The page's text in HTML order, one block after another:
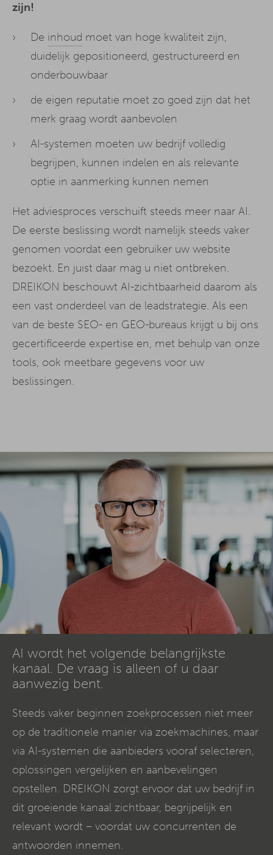
zijn!
De inhoud moet van hoge kwaliteit zijn,
duidelijk gepositioneerd, gestructureerd en
onderbouwbaar
de eigen reputatie moet zo goed zijn dat het
merk graag wordt aanbevolen
AI-systemen moeten uw bedrijf volledig
begrijpen, kunnen indelen en als relevante
optie in aanmerking kunnen nemen
Het adviesproces verschuift steeds meer naar AI.
De eerste beslissing wordt namelijk steeds vaker
genomen voordat een gebruiker uw website
bezoekt. En juist daar mag u niet ontbreken.
DREIKON beschouwt AI-zichtbaarheid daarom als
een vast onderdeel van de leadstrategie. Als een
van de beste SEO- en GEO-bureaus krijgt u bij ons
gecertificeerde expertise en, met behulp van onze
tools, ook meetbare gegevens voor uw
beslissingen.
AI wordt het volgende belangrijkste
kanaal. De vraag is alleen of u daar
aanwezig bent.
Steeds vaker beginnen zoekprocessen niet meer
op de traditionele manier via zoekmachines, maar
via AI-systemen die aanbieders vooraf selecteren,
oplossingen vergelijken en aanbevelingen
opstellen. DREIKON zorgt ervoor dat uw bedrijf in
dit groeiende kanaal zichtbaar, begrijpelijk en
relevant wordt – voordat uw concurrenten de
antwoorden innemen.